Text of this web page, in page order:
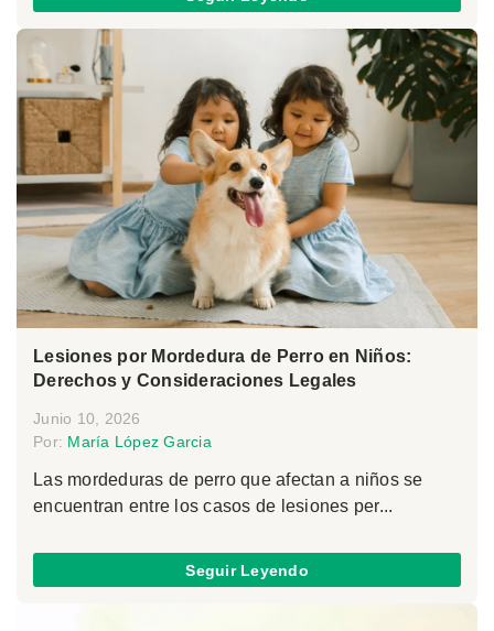
Lesiones por Mordedura de Perro en Niños:
Derechos y Consideraciones Legales
Junio 10, 2026
Por: María López Garcia
Las mordeduras de perro que afectan a niños se
encuentran entre los casos de lesiones per...
Seguir Leyendo